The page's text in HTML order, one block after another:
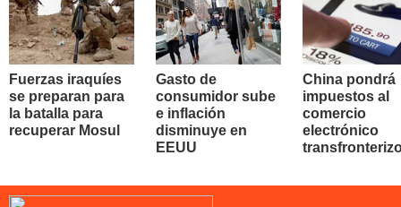
Fuerzas iraquíes
se preparan para
la batalla para
recuperar Mosul
Gasto de
consumidor sube
e inflación
disminuye en
EEUU
China pondrá
impuestos al
comercio
electrónico